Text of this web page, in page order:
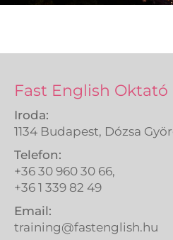
Fast English Oktató
Iroda:
1134 Budapest, Dózsa
Telefon:
+36 30 960 30 66,
+36 1 339 82 49
Email:
training@fastenglish.hu